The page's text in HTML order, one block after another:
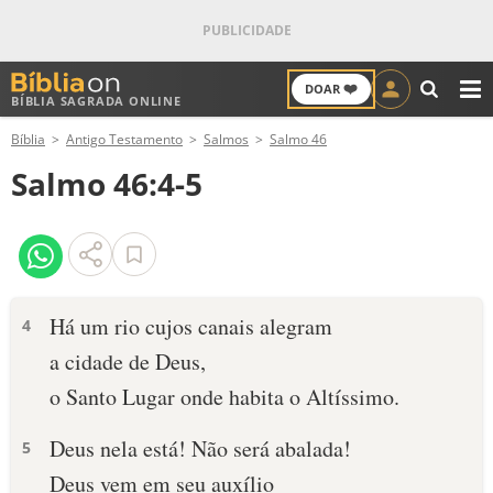
BÍBLIA SAGRADA ONLINE
DOAR ❤️
ANTIGO TESTAMENTO
NOVO TESTAMENTO
VERSÍCULOS
PALAVRA DO DIA
DEVOCIONAL DIÁRIO
Bíblia Antigo Testamento Salmos Salmo 46
Salmo 46:4-5
4
Há um rio cujos canais alegram
a cidade de Deus,
o Santo Lugar onde habita o Altíssimo.
5
Deus nela está! Não será abalada!
Deus vem em seu auxílio